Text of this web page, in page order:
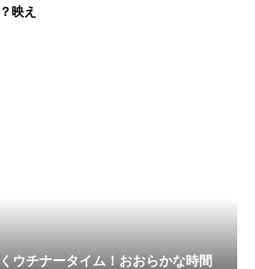
映え
ウチナータイム！おおらかな時間